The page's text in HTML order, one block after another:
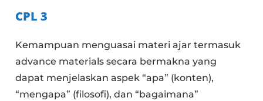
CPL 3
Kemampuan menguasai materi ajar termasuk
advance materials secara bermakna yang
dapat menjelaskan aspek “apa” (konten),
“mengapa” (filosofi), dan “bagaimana”